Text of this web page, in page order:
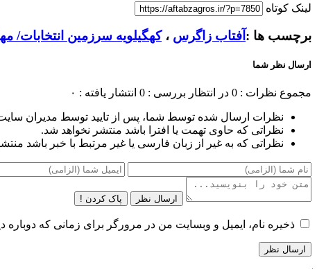
لینک کوتاه
برچسب ها : آفتاب زاگرس ،کهگیلویه سرزمین انتخابات/
ارسال نظر شما
مجموع نظرات : 0 در انتظار بررسی : 0 انتشار یافته : ۰
نظرات ارسال شده توسط شما، پس از تایید توسط مدیران
نظراتی که حاوی تهمت یا افترا باشد منتشر نخواهد شد.
نظراتی که به غیر از زبان فارسی یا غیر مرتبط با خبر باشد
ارسال نظر پاک کردن !
ذخیره نام، ایمیل و وبسایت من در مرورگر برای زمانی که دوباره